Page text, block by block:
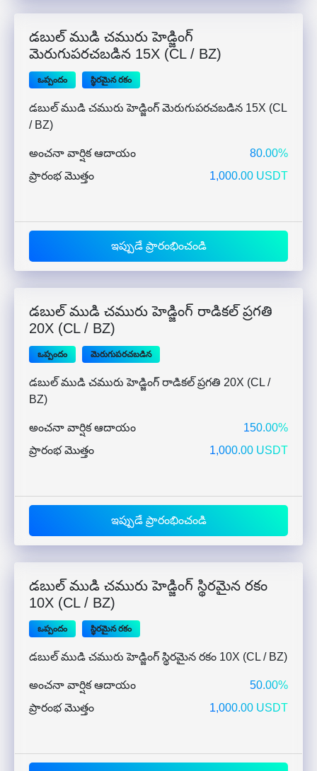
డబుల్ ముడి చమురు హెడ్జింగ్
మెరుగుపరచబడిన 15X (CL / BZ)
ఒప్పందం స్థిరమైన రకం
డబుల్ ముడి చమురు హెడ్జింగ్ మెరుగుపరచబడిన 15X (CL
/ BZ)
అంచనా వార్షిక ఆదాయం
80.00%
ప్రారంభ మొత్తం
1,000.00 USDT
ఇప్పుడే ప్రారంభించండి
డబుల్ ముడి చమురు హెడ్జింగ్ రాడికల్ ప్రగతి
20X (CL / BZ)
ఒప్పందం మెరుగుపరచబడిన
డబుల్ ముడి చమురు హెడ్జింగ్ రాడికల్ ప్రగతి 20X (CL /
BZ)
అంచనా వార్షిక ఆదాయం
150.00%
ప్రారంభ మొత్తం
1,000.00 USDT
ఇప్పుడే ప్రారంభించండి
డబుల్ ముడి చమురు హెడ్జింగ్ స్థిరమైన రకం
10X (CL / BZ)
ఒప్పందం స్థిరమైన రకం
డబుల్ ముడి చమురు హెడ్జింగ్ స్థిరమైన రకం 10X (CL / BZ)
అంచనా వార్షిక ఆదాయం
50.00%
ప్రారంభ మొత్తం
1,000.00 USDT